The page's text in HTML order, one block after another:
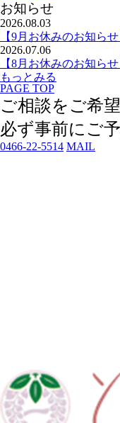
お知らせ
2026.08.03
【9月お休みのお知らせ
2026.07.06
【8月お休みのお知らせ
もっとみる
PAGE TOP
ご相談をご希
必ず事前にご
0466-22-5514 MAIL